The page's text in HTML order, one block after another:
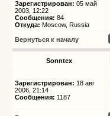
Зарегистрирован: 05 май
2003, 12:22
Сообщения: 84
Откуда: Moscow, Russia
Вернуться к началу
Sonntex
Зарегистрирован: 18 авг
2006, 21:14
Сообщения: 1187